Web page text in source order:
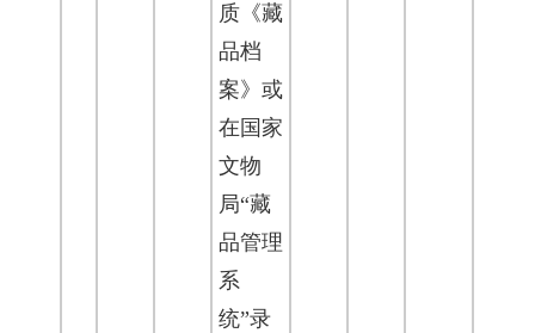
质《藏
品档
案》或
在国家
文物
局“藏
品管理
系
统”录